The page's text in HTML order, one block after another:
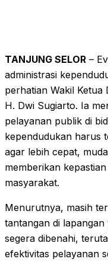
TANJUNG SELOR –
administrasi
perhatian Wakil Ketua
H. Dwi Sugiarto. Ia
pelayanan publik di
kependudukan harus
agar lebih cepat,
memberikan
masyarakat.
Menurutnya, masih
tantangan di
segera dibenahi,
efektivitas pelayanan